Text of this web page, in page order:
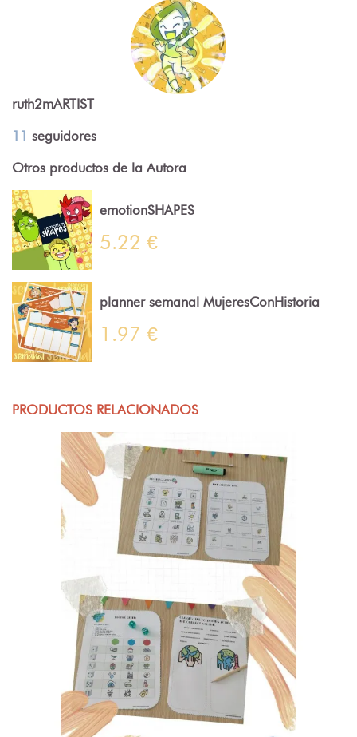
ruth2mARTIST
11 seguidores
Otros productos de la Autora
emotionSHAPES
5.22 €
planner semanal MujeresConHistoria
1.97 €
PRODUCTOS RELACIONADOS